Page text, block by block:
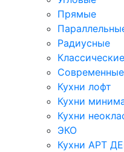
Прямые
Радиусные
Классические
Современные
Кухни лофт
Кухни
Кухни
ЭКО
Кухни АРТ